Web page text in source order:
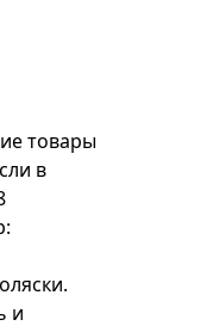
товары
в
и